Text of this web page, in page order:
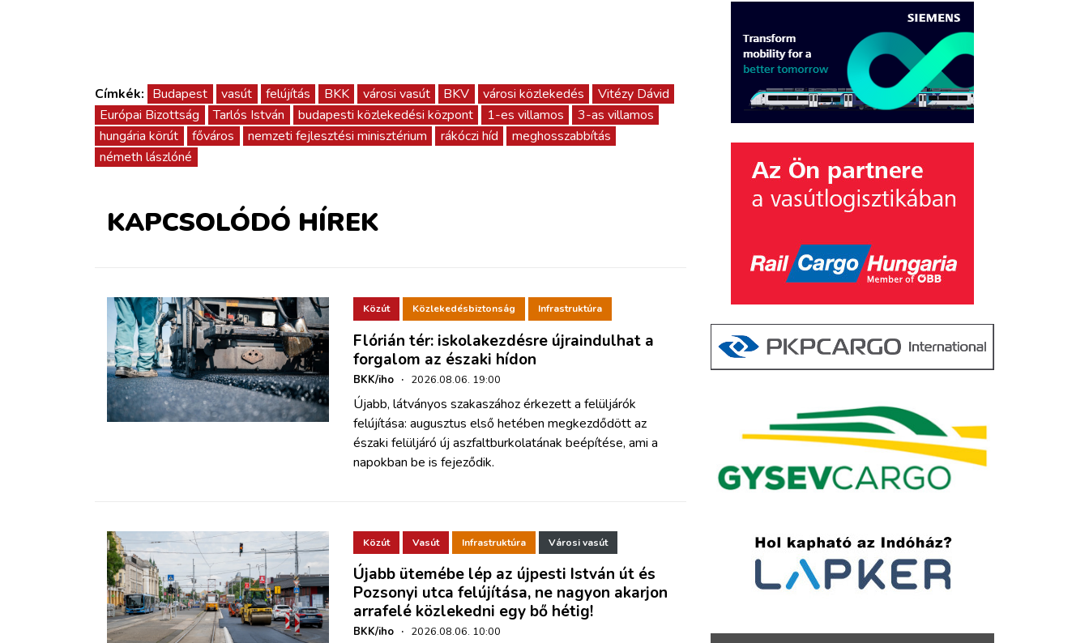
Címkék: Budapest vasút felújítás BKK városi vasút BKV városi közlekedés
Vitézy Dávid
Európai Bizottság
Tarlós István budapesti közlekedési központ 1-es villamos
3-as villamos
hungária körút
főváros nemzeti fejlesztési minisztérium rákóczi híd
meghosszabbítás
németh lászlóné
KAPCSOLÓDÓ HÍREK
Közút Közlekedésbiztonság Infrastruktúra
Flórián tér: iskolakezdésre újraindulhat a
forgalom az északi hídon
BKK/iho · 2026.08.06. 19:00
Újabb, látványos szakaszához érkezett a felüljárók
felújítása: augusztus első hetében megkezdődött az
északi felüljáró új aszfaltburkolatának beépítése, ami a
napokban be is fejeződik.
Közút Vasút Infrastruktúra Városi vasút
Újabb ütemébe lép az újpesti István út és
Pozsonyi utca felújítása, ne nagyon akarjon
arrafelé közlekedni egy bő hétig!
BKK/iho · 2026.08.06. 10:00